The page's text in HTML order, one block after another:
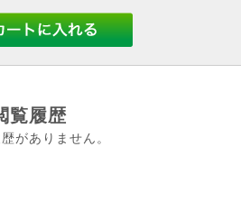
覧履歴
がありません。